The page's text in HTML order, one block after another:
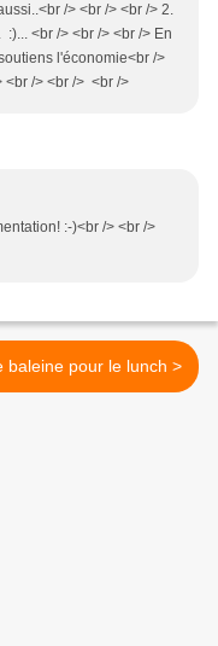
/> <br /> <br /> 2.
<br /> <br /> <br /> En
l'économie<br />
<br /> <br /> <br />
:-)<br /> <br />
Une baleine pour le lunch >